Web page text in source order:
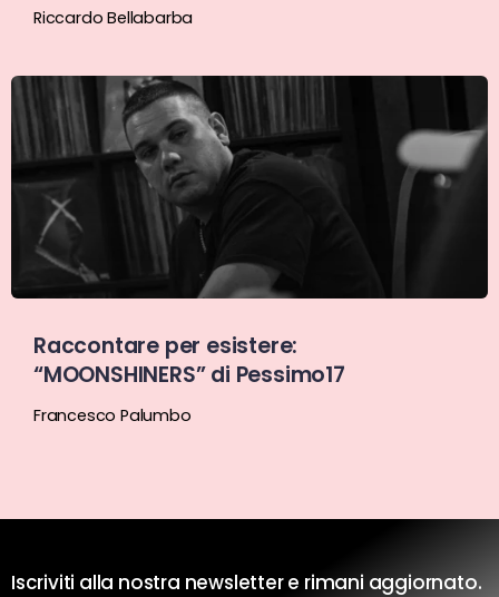
Riccardo Bellabarba
Raccontare per esistere:
“MOONSHINERS” di Pessimo17
Francesco Palumbo
Iscriviti alla nostra newsletter e rimani aggiornato.